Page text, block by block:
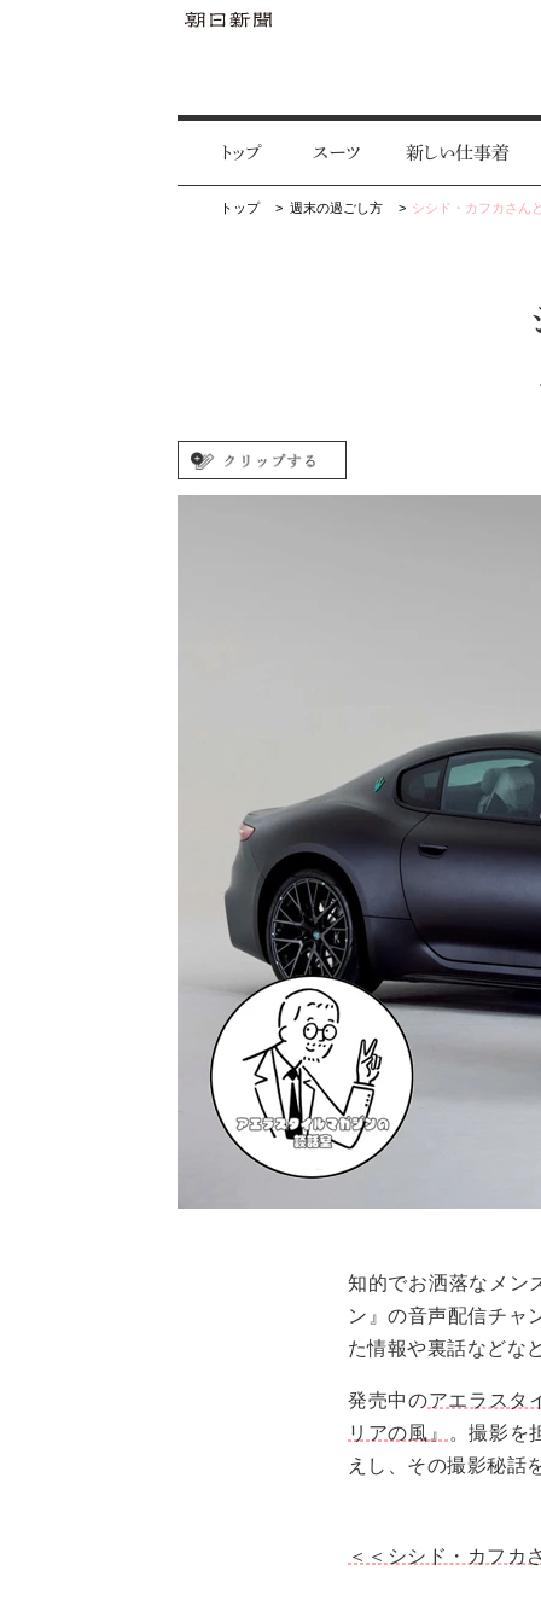
トップ スーツ 新しい仕事着
トップ 週末の過ごし方 シシド・カフカさん
知的でお洒落なメン
ン』の音声配信チャ
た情報や裏話などな
発売中のアエラスタ
リアの風』
。撮影を
えし、その撮影秘話
＜＜シシド・カフカ